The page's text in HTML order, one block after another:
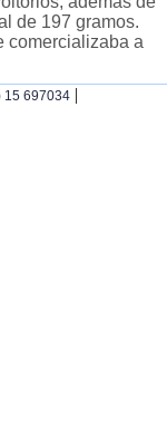
de 197 gramos.
comercializaba a
15 697034 |